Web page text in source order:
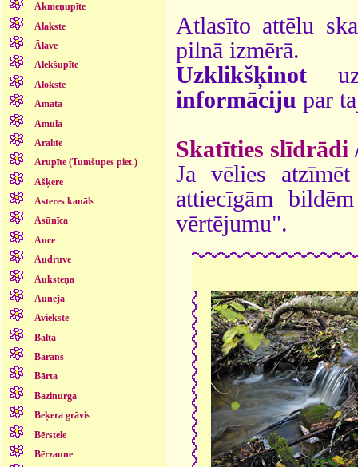
Akmeņupīte
Alakste
Ālave
Alekšupīte
Alokste
Amata
Amula
Arālīte
Arupīte (Tumšupes piet.)
Ašķere
Āsteres kanāls
Asūnīca
Auce
Audruve
Auksteņa
Auneja
Aviekste
Balta
Barans
Bārta
Bazinurga
Beķera grāvis
Bērstele
Bērzaune
Atlasīto attēlu
pilnā izmērā.
Uzklikšķinot
informāciju par
Skatīties slīdrādi
Ja vēlies
attiecīgām
vērtējumu".